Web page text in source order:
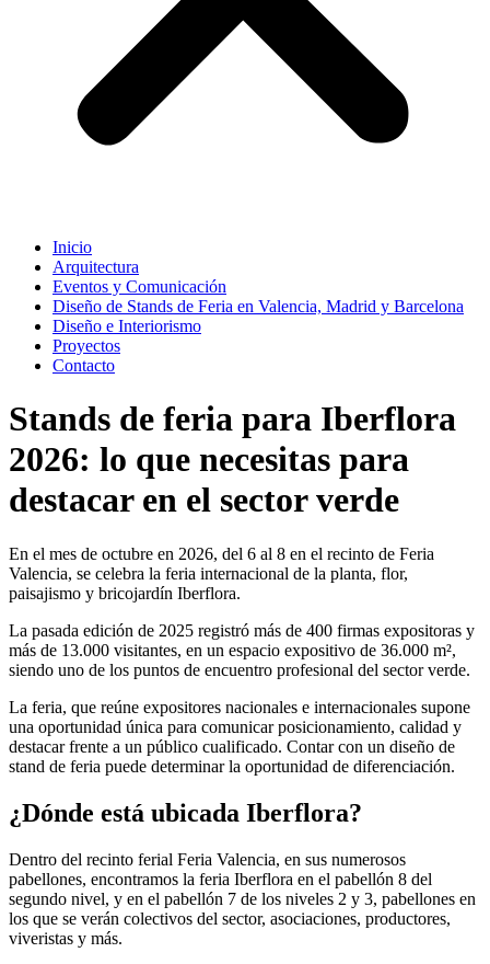
Inicio
Arquitectura
Eventos y Comunicación
Diseño de Stands de Feria en Valencia, Madrid y Barcelona
Diseño e Interiorismo
Proyectos
Contacto
Stands de feria para Iberflora
2026: lo que necesitas para
destacar en el sector verde
En el mes de octubre en 2026, del 6 al 8 en el recinto de Feria
Valencia, se celebra la feria internacional de la planta, flor,
paisajismo y bricojardín Iberflora.
La pasada edición de 2025 registró más de 400 firmas expositoras y
más de 13.000 visitantes, en un espacio expositivo de 36.000 m²,
siendo uno de los puntos de encuentro profesional del sector verde.
La feria, que reúne expositores nacionales e internacionales supone
una oportunidad única para comunicar posicionamiento, calidad y
destacar frente a un público cualificado. Contar con un diseño de
stand de feria puede determinar la oportunidad de diferenciación.
¿Dónde está ubicada Iberflora?
Dentro del recinto ferial Feria Valencia, en sus numerosos
pabellones, encontramos la feria Iberflora en el pabellón 8 del
segundo nivel, y en el pabellón 7 de los niveles 2 y 3, pabellones en
los que se verán colectivos del sector, asociaciones, productores,
viveristas y más.